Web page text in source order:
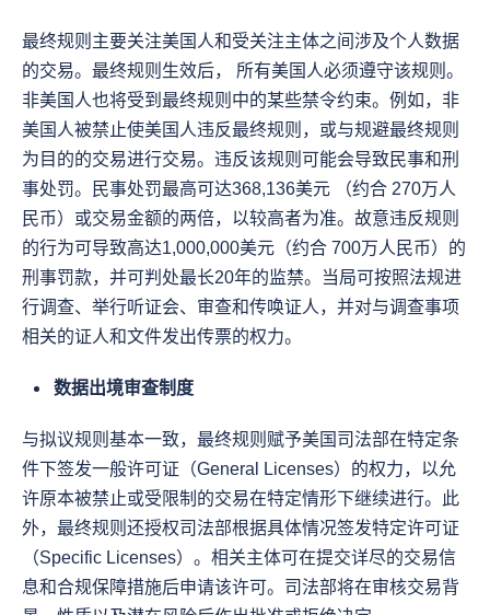
最终规则主要关注美国人和受关注主体之间涉及个人数据
的交易。最终规则生效后， 所有美国人必须遵守该规则。
非美国人也将受到最终规则中的某些禁令约束。例如，非
美国人被禁止使美国人违反最终规则，或与规避最终规则
为目的的交易进行交易。违反该规则可能会导致民事和刑
事处罚。民事处罚最高可达368,136美元 （约合 270万人
民币）或交易金额的两倍，以较高者为准。故意违反规则
的行为可导致高达1,000,000美元（约合 700万人民币）的
刑事罚款，并可判处最长20年的监禁。当局可按照法规进
行调查、举行听证会、审查和传唤证人，并对与调查事项
相关的证人和文件发出传票的权力。
数据出境审查制度
与拟议规则基本一致，最终规则赋予美国司法部在特定条
件下签发一般许可证（General Licenses）的权力，以允
许原本被禁止或受限制的交易在特定情形下继续进行。此
外，最终规则还授权司法部根据具体情况签发特定许可证
（Specific Licenses）。相关主体可在提交详尽的交易信
息和合规保障措施后申请该许可。司法部将在审核交易背